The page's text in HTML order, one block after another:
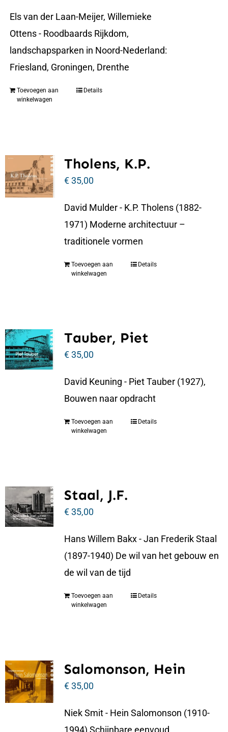
Els van der Laan-Meijer, Willemieke
Ottens - Roodbaards Rijkdom,
landschapsparken in Noord-Nederland:
Friesland, Groningen, Drenthe
Toevoegen aan
winkelwagen
Details
Tholens, K.P.
€35,00
David Mulder - K.P. Tholens (1882-
1971) Moderne architectuur –
traditionele vormen
Toevoegen aan
winkelwagen
Details
Tauber, Piet
€35,00
David Keuning - Piet Tauber (1927),
Bouwen naar opdracht
Toevoegen aan
winkelwagen
Details
Staal, J.F.
€35,00
Hans Willem Bakx - Jan Frederik Staal
(1897-1940) De wil van het gebouw en
de wil van de tijd
Toevoegen aan
winkelwagen
Details
Salomonson, Hein
€35,00
Niek Smit - Hein Salomonson (1910-
1994) Schijnbare eenvoud